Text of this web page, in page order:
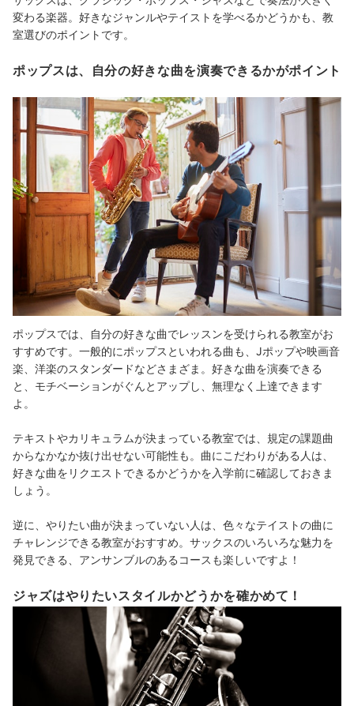
変わる楽器。好きなジャンルやテイストを学べるかどうかも、教
室選びのポイントです。
ポップスは、自分の好きな曲を演奏できるかがポイント
ポップスでは、自分の好きな曲でレッスンを受けられる教室がお
すすめです。一般的にポップスといわれる曲も、Jポップや映画音
楽、洋楽のスタンダードなどさまざま。好きな曲を演奏できる
と、モチベーションがぐんとアップし、無理なく上達できます
よ。
テキストやカリキュラムが決まっている教室では、規定の課題曲
からなかなか抜け出せない可能性も。曲にこだわりがある人は、
好きな曲をリクエストできるかどうかを入学前に確認しておきま
しょう。
逆に、やりたい曲が決まっていない人は、色々なテイストの曲に
チャレンジできる教室がおすすめ。サックスのいろいろな魅力を
発見できる、アンサンブルのあるコースも楽しいですよ！
ジャズはやりたいスタイルかどうかを確かめて！